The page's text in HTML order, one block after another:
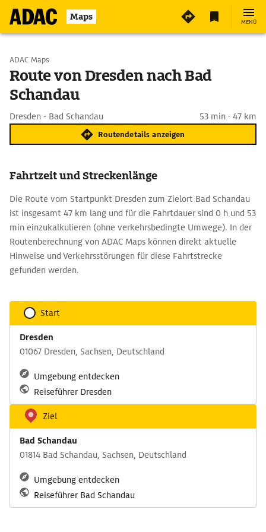
Maps MENÜ
Start wählen
Ziel eingeben
ADAC Maps
Route von Dresden nach Bad
Schandau
Dresden - Bad Schandau 53 min · 47 km
Routendetails anzeigen
Fahrtzeit und Streckenlänge
Die Route vom Startpunkt Dresden zum Zielort Bad Schandau
ist insgesamt 47 km lang und für die Fahrtdauer sind 0 h und 53
min einzukalkulieren (ohne verkehrsbedingte Umwege). In der
Routenberechnung von ADAC Maps können direkt aktuelle
Hinweise und Verkehrsstörungen für diese Fahrtstrecke
gefunden werden.
Start
Dresden
01067 Dresden, Sachsen, Deutschland
Umgebung entdecken
Reiseführer Dresden
Ziel
Bad Schandau
01814 Bad Schandau, Sachsen, Deutschland
Umgebung entdecken
Reiseführer Bad Schandau